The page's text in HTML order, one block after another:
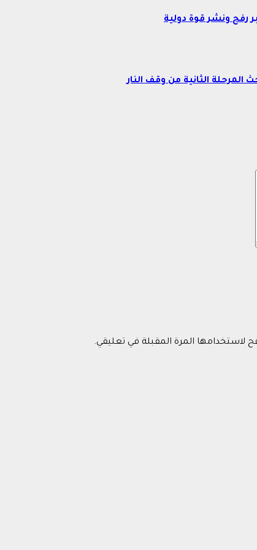
رفح ونشر قوة دولية
الثانية من وقف النار
لاستخدامها المرة المقبلة في تعليقي.